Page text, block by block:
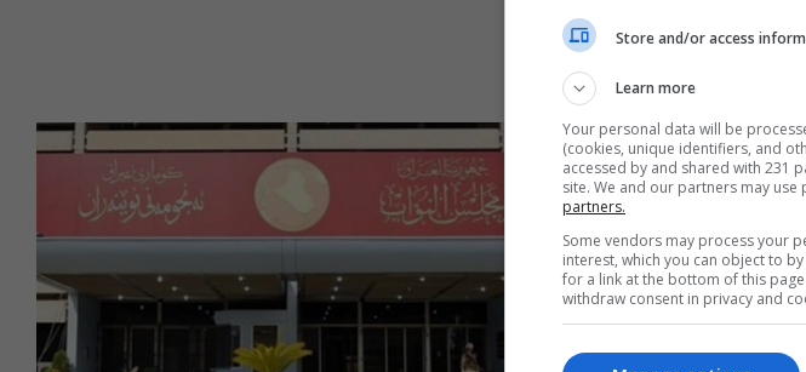
Store and/or access
Learn more
Your personal data will be
(cookies, unique identifiers, and
accessed by and shared with 231
site. We and our partners may
partners.
Some vendors may process your
interest, which you can object to
for a link at the bottom of this
withdraw consent in privacy and